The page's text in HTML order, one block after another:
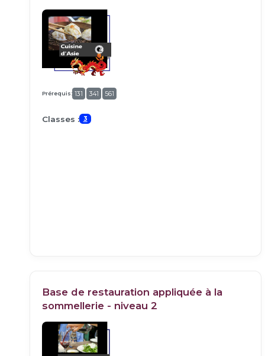
Prérequis: 131 341 561
Classes : 3
Base de restauration appliquée à la
sommellerie - niveau 2